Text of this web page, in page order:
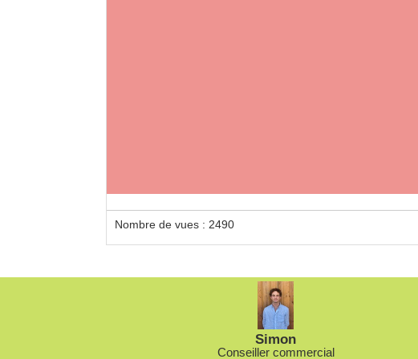
Nombre de vues : 2490
Simon
Conseiller commercial